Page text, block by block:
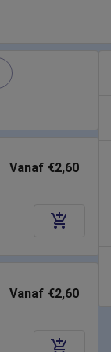
Vanaf €2,60
Vanaf €2,60